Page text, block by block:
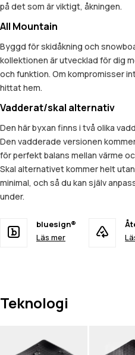
på det som är viktigt, åkningen.
All Mountain
Byggd för skidåkning och
kollektionen är utvecklad för dig
och funktion. Om kompromisser
hittat hem.
Vadderat/skal alternativ
Den här byxan finns i två olika
Den vadderade versionen
för perfekt balans mellan värme
Skal alternativet kommer helt
minimal, och så du kan själv
under.
bluesign®
Läs mer
Teknologi